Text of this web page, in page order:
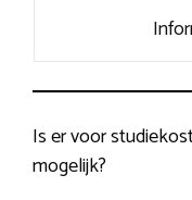
Is er voor
mogelijk?